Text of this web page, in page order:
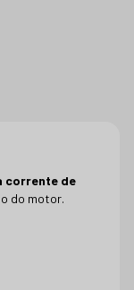
corrente de
do motor.